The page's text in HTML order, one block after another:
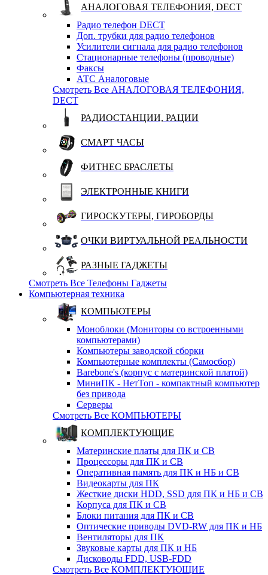
АНАЛОГОВАЯ ТЕЛЕФОНИЯ, DECT
Радио телефон DECT
Доп. трубки для радио телефонов
Усилители сигнала для радио телефонов
Стационарные телефоны (проводные)
Факсы
АТС Аналоговые
Смотреть Все АНАЛОГОВАЯ ТЕЛЕФОНИЯ,
DECT
РАДИОСТАНЦИИ, РАЦИИ
СМАРТ ЧАСЫ
ФИТНЕС БРАСЛЕТЫ
ЭЛЕКТРОННЫЕ КНИГИ
ГИРОСКУТЕРЫ, ГИРОБОРДЫ
ОЧКИ ВИРТУАЛЬНОЙ РЕАЛЬНОСТИ
РАЗНЫЕ ГАДЖЕТЫ
Смотреть Все Телефоны Гаджеты
Компьютерная техника
КОМПЬЮТЕРЫ
Моноблоки (Мониторы со встроенными
компьютерами)
Компьютеры заводской сборки
Компьютерные комплекты (Самосбор)
Barebone's (корпус с материнской платой)
МиниПК - НетТоп - компактный компьютер
без привода
Серверы
Смотреть Все КОМПЬЮТЕРЫ
КОМПЛЕКТУЮЩИЕ
Материнские платы для ПК и СВ
Процессоры для ПК и СВ
Оперативная память для ПК и НБ и СВ
Видеокарты для ПК
Жесткие диски HDD, SSD для ПК и НБ и СВ
Корпуса для ПК и СВ
Блоки питания для ПК и СВ
Оптические приводы DVD-RW для ПК и НБ
Вентиляторы для ПК
Звуковые карты для ПК и НБ
Дисководы FDD, USB-FDD
Смотреть Все КОМПЛЕКТУЮЩИЕ